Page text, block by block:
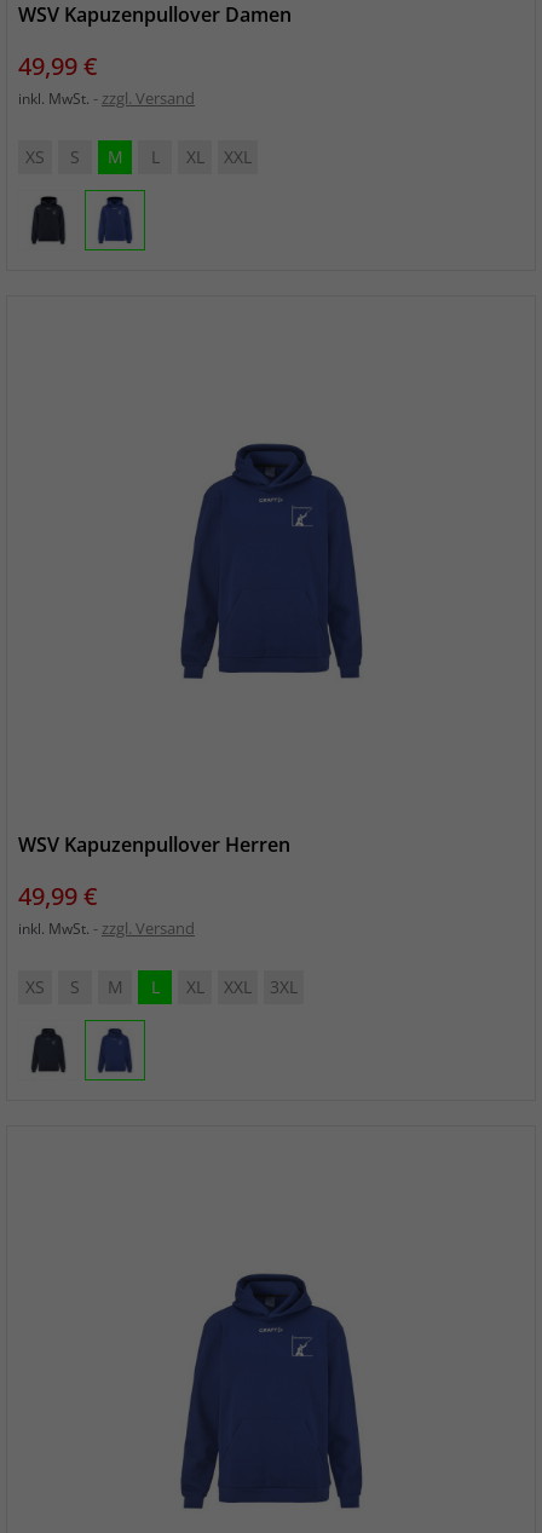
WSV Kapuzenpullover Damen
Preis
49,99 €
inkl. MwSt. zzgl. Versand
XS S M L XL XXL
WSV Kapuzenpullover Herren
Preis
49,99 €
inkl. MwSt. zzgl. Versand
XS S M L XL XXL 3XL